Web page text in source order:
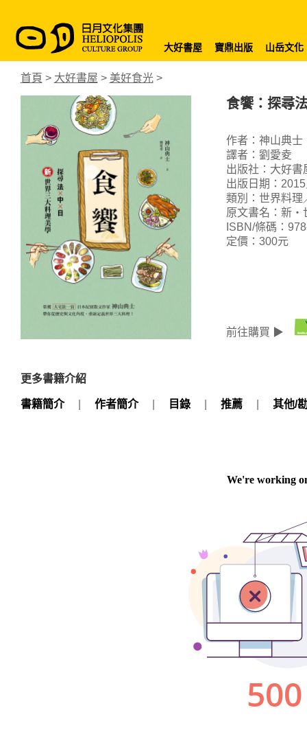
大好書屋 寶鼎出版 山岳文化
首頁 > 大好書屋 > 美好食光>
食饗：探尋
作者：神山典士
譯者：劉愛夌
出版社：大好書
出版日期：
類別：世界料理
原文書名：新‧
ISBN/條碼：
定價：300元
前往購買 ▶
更多書籍介紹
書籍簡介 作者簡介 目錄 推薦 其他/